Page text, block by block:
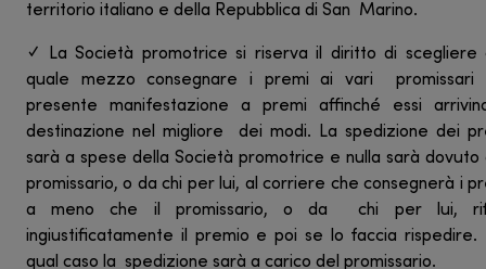
territorio italiano e della Repubblica di San Marino.
✓ La Società promotrice si riserva il diritto di scegliere
quale mezzo consegnare i premi ai vari promissari
presente manifestazione a premi affinché essi
destinazione nel migliore dei modi. La spedizione dei
sarà a spese della Società promotrice e nulla sarà
promissario, o da chi per lui, al corriere che consegnerà i
a meno che il promissario, o da chi per lui,
ingiustificatamente il premio e poi se lo faccia rispedire.
qual caso la spedizione sarà a carico del promissario.